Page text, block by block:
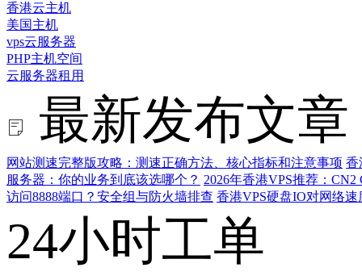
香港云主机
美国主机
vps云服务器
PHP主机空间
云服务器租用
最新发布文章
网站测速完整版攻略：测速正确方法、核心指标和注意事项 香
服务器：你的业务到底该选哪个？ 2026年香港VPS推荐：
访问8888端口？安全组与防火墙排查 香港VPS硬盘IO对网络
24小时工单